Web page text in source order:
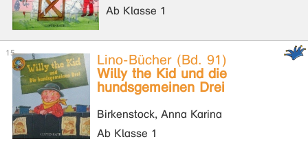
Ab Klasse 1
Lino-Bücher (Bd. 91)
Willy the Kid und die
hundsgemeinen Drei
Birkenstock, Anna Karina
Ab Klasse 1